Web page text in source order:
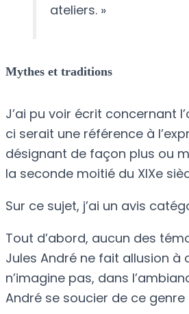
ateliers. »
Mythes et traditions
J’ai pu voir écrit concernant
ci serait une référence à
désignant de façon plus ou
la seconde moitié du XIXe
Sur ce sujet, j’ai un avis
Tout d’abord, aucun des
Jules André ne fait allusion
n’imagine pas, dans
André se soucier de ce